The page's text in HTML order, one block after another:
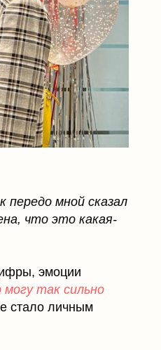
передо мной сказал
что это какая-
эмоции
могу так сильно
стало личным